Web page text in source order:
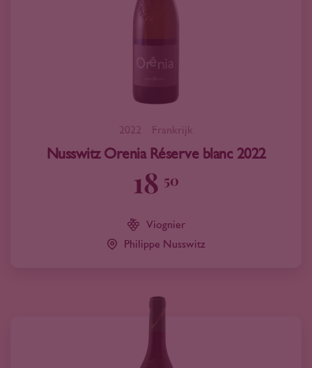
2022 Frankrijk
Nusswitz Orenia Réserve blanc 2022
18 50
Viognier
Philippe Nusswitz